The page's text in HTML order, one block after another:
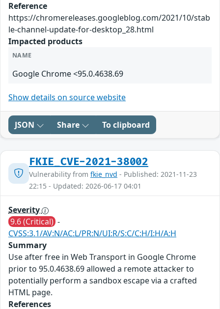
Reference
https://chromereleases.googleblog.com/2021/10/stab
le-channel-update-for-desktop_28.html
Impacted products
NAME
Google Chrome <95.0.4638.69
Show details on source website
JSON Share To clipboard
FKIE_CVE-2021-38002
Vulnerability from fkie_nvd - Published: 2021-11-23
22:15 - Updated: 2026-06-17 04:01
Severity
9.6 (Critical) -
CVSS:3.1/AV:N/AC:L/PR:N/UI:R/S:C/C:H/I:H/A:H
Summary
Use after free in Web Transport in Google Chrome
prior to 95.0.4638.69 allowed a remote attacker to
potentially perform a sandbox escape via a crafted
HTML page.
References